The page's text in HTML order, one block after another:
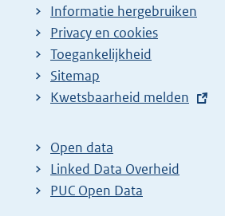
Informatie hergebruiken
Privacy en cookies
Toegankelijkheid
Sitemap
E
t
e
r
Kwetsbaarheid melden
Open data
Linked Data Overheid
PUC Open Data